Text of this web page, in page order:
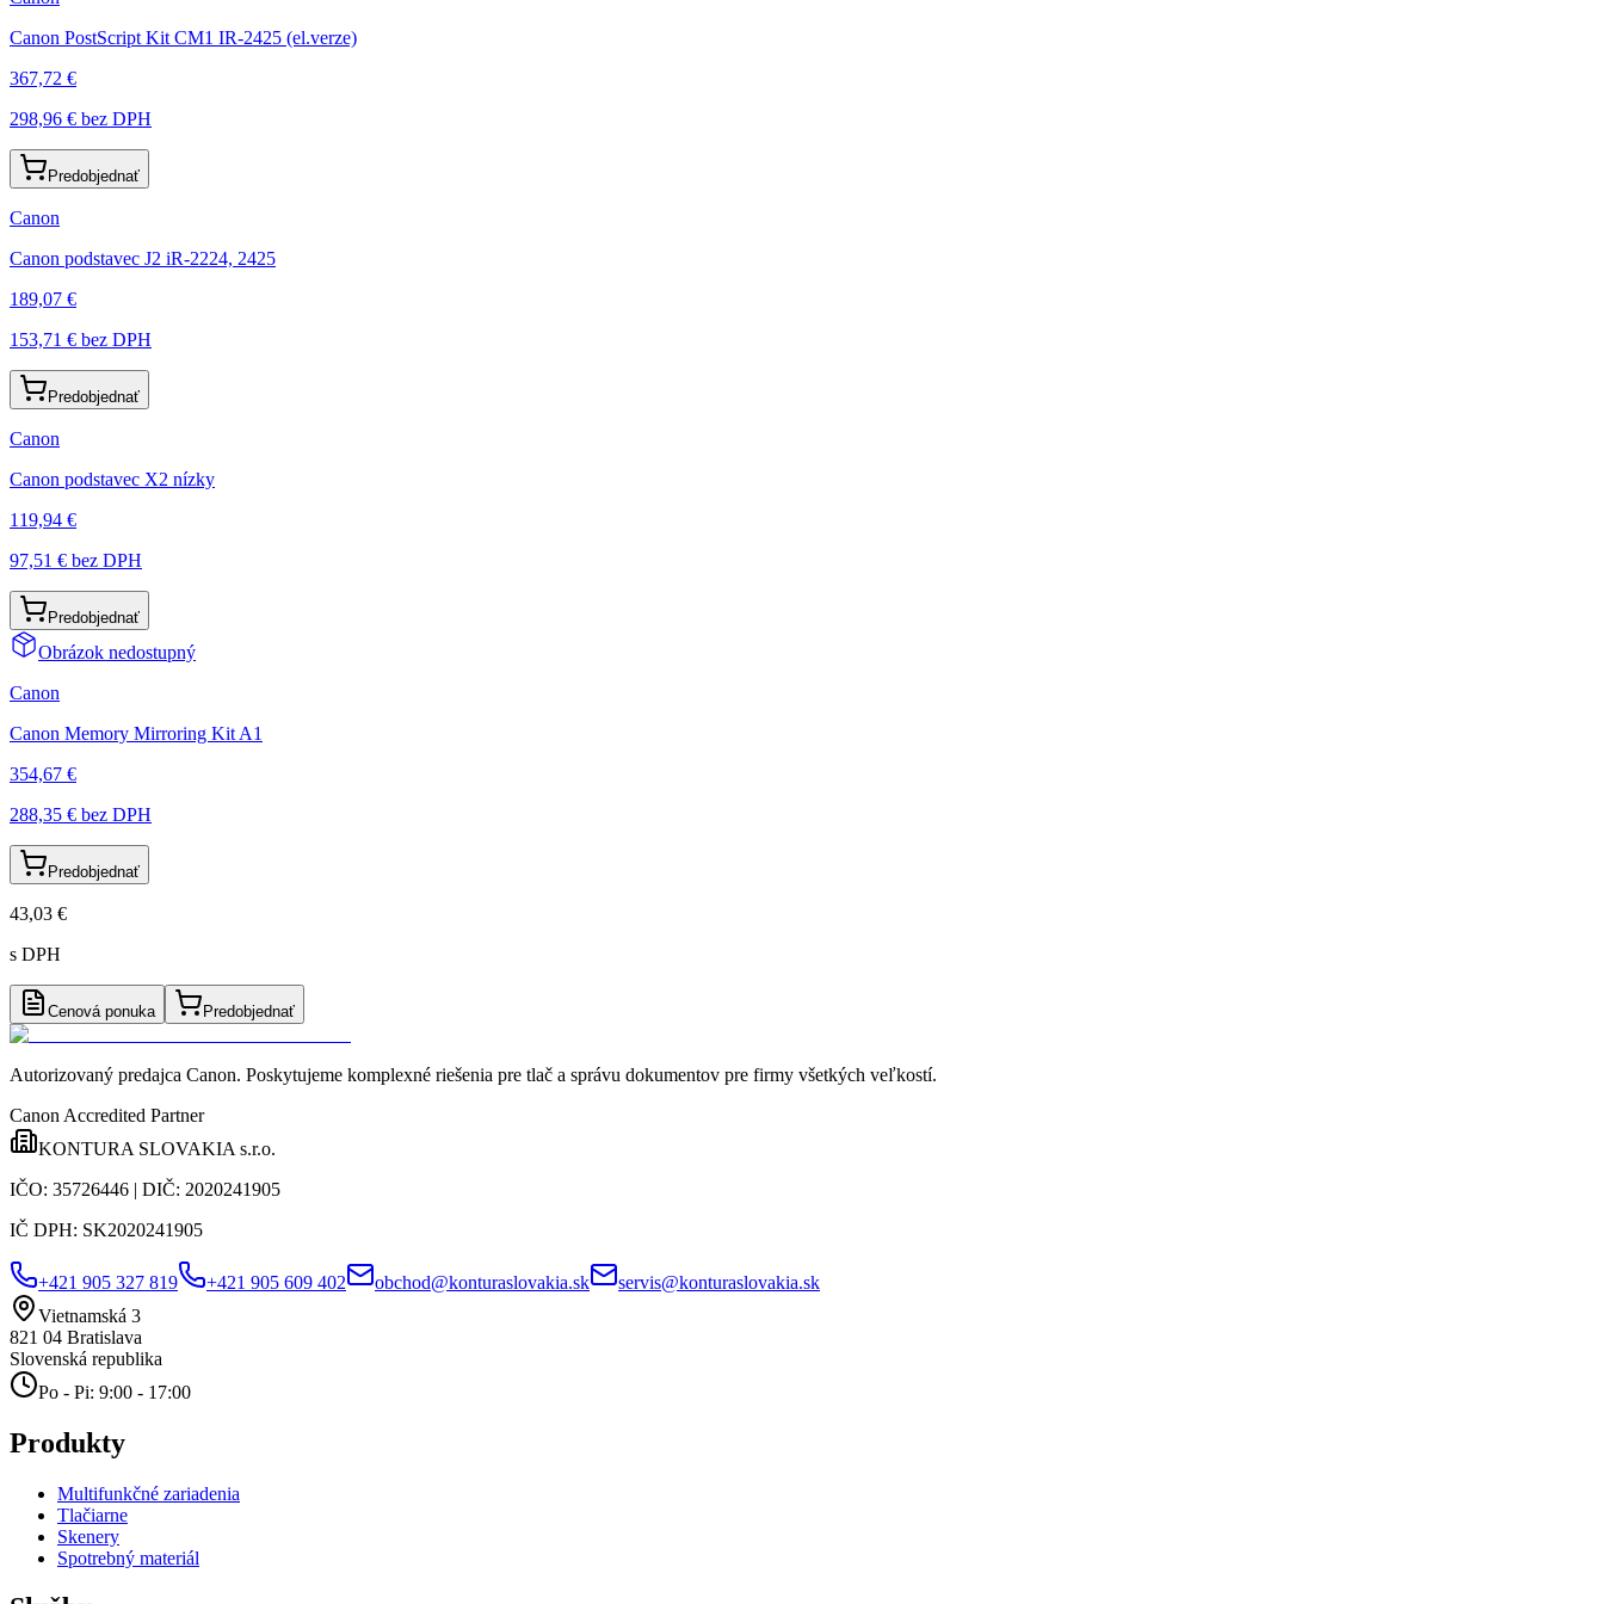
Canon PostScript Kit CM1 IR-2425 (el.verze)
367,72 €
298,96 € bez DPH
Predobjednať
Canon
Canon podstavec J2 iR-2224, 2425
189,07 €
153,71 € bez DPH
Predobjednať
Canon
Canon podstavec X2 nízky
119,94 €
97,51 € bez DPH
Predobjednať
Obrázok nedostupný
Canon
Canon Memory Mirroring Kit A1
354,67 €
288,35 € bez DPH
Predobjednať
43,03 €
s DPH
Cenová ponuka Predobjednať
Autorizovaný predajca Canon. Poskytujeme komplexné riešenia pre tlač a správu dokumentov pre firmy všetkých veľkostí.
Canon Accredited Partner
KONTURA SLOVAKIA s.r.o.
IČO: 35726446 | DIČ: 2020241905
IČ DPH: SK2020241905
+421 905 327 819 +421 905 609 402 obchod@konturaslovakia.sk
servis@konturaslovakia.sk
Vietnamská 3
821 04 Bratislava
Slovenská republika
Po - Pi: 9:00 - 17:00
Produkty
Multifunkčné zariadenia
Tlačiarne
Skenery
Spotrebný materiál